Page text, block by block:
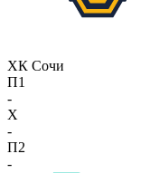
ХК Сочи
П1
-
X
-
П2
-